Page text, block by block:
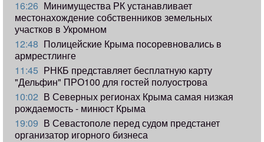
16:26 Минимущества РК устанавливает
местонахождение собственников земельных
участков в Укромном
12:48 Полицейские Крыма посоревновались в
армрестлинге
11:45 РНКБ представляет бесплатную карту
"Дельфин" ПРО100 для гостей полуострова
10:02 В Северных регионах Крыма самая низкая
рождаемость - минюст Крыма
19:09 В Севастополе перед судом предстанет
организатор игорного бизнеса